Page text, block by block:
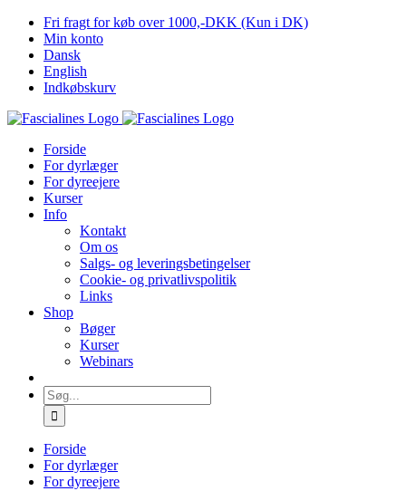
Skip
content
Fri fragt for køb over 1000,-DKK (Kun i DK)
Min konto
Dansk
English
Indkøbskurv
Forside
For dyrlæger
For dyreejere
Kurser
Info
Kontakt
Om os
Salgs- og leveringsbetingelser
Cookie- og privatlivspolitik
Links
Shop
Bøger
Kurser
Webinars
Søg
efter:
Forside
For dyrlæger
For dyreejere